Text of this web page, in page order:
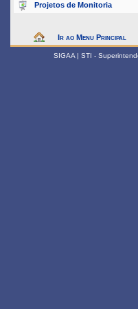
Projetos de Monitoria
Ir ao Menu Principal
SIGAA | STI -